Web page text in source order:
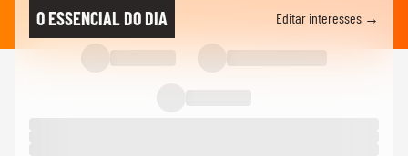
O ESSENCIAL DO DIA Editar interesses →